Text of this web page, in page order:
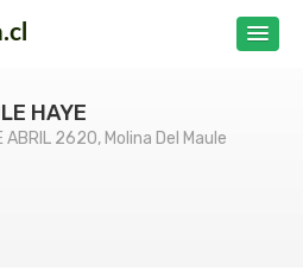
HAYE
ABRIL 2620, Molina Del Maule